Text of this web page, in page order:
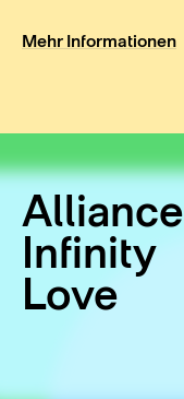
Mehr Informationen
Alliance
Infinity
Love